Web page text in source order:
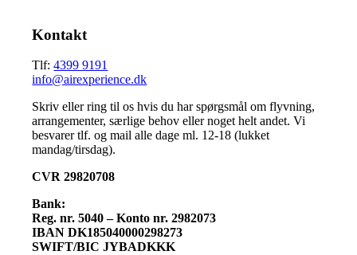
Kontakt
Tlf:4399 9191
info@airexperience.dk
Skriv eller ring til os hvis du har spørgsmål om flyvning,
arrangementer, særlige behov eller noget helt andet. Vi
besvarer tlf. og mail alle dage ml. 12-18 (lukket
mandag/tirsdag).
CVR 29820708
Bank:
Reg. nr. 5040 – Konto nr. 2982073
IBAN DK185040000298273
SWIFT/BIC JYBADKKK